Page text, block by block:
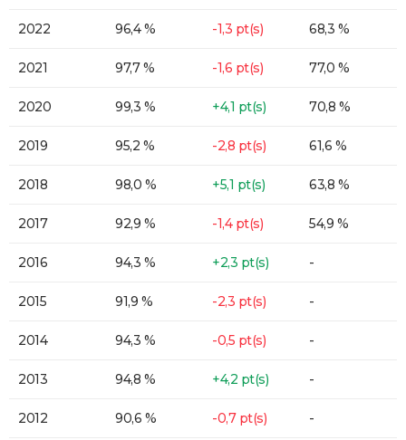
2022 96,4 % -1,3 pt(s) 68,3 %
2021 97,7 % -1,6 pt(s) 77,0 %
2020 99,3 % +4,1 pt(s) 70,8 %
2019 95,2 % -2,8 pt(s) 61,6 %
2018 98,0 % +5,1 pt(s) 63,8 %
2017 92,9 % -1,4 pt(s) 54,9 %
2016 94,3 % +2,3 pt(s) -
2015 91,9 % -2,3 pt(s) -
2014 94,3 % -0,5 pt(s) -
2013 94,8 % +4,2 pt(s) -
2012 90,6 % -0,7 pt(s) -